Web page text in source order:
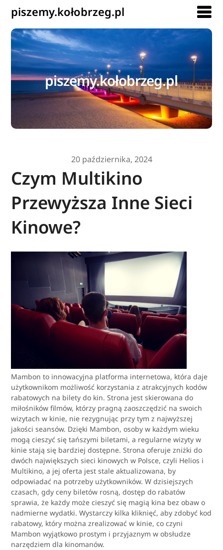
piszemy.kołobrzeg.pl
piszemy.kołobrzeg.pl
20 października, 2024
Czym Multikino
Przewyższa Inne Sieci
Kinowe?
Mambon to innowacyjna platforma internetowa, która daje
użytkownikom możliwość korzystania z atrakcyjnych kodów
rabatowych na bilety do kin. Strona jest skierowana do
miłośników filmów, którzy pragną zaoszczędzić na swoich
wizytach w kinie, nie rezygnując przy tym z najwyższej
jakości seansów. Dzięki Mambon, osoby w każdym wieku
mogą cieszyć się tańszymi biletami, a regularne wizyty w
kinie stają się bardziej dostępne. Strona oferuje zniżki do
dwóch największych sieci kinowych w Polsce, czyli Helios i
Multikino, a jej oferta jest stale aktualizowana, by
odpowiadać na potrzeby użytkowników. W dzisiejszych
czasach, gdy ceny biletów rosną, dostęp do rabatów
sprawia, że każdy może cieszyć się magią kina bez obaw o
nadmierne wydatki. Wystarczy kilka kliknięć, aby zdobyć kod
rabatowy, który można zrealizować w kinie, co czyni
Mambon wyjątkowo prostym i przyjaznym w obsłudze
narzędziem dla kinomanów.